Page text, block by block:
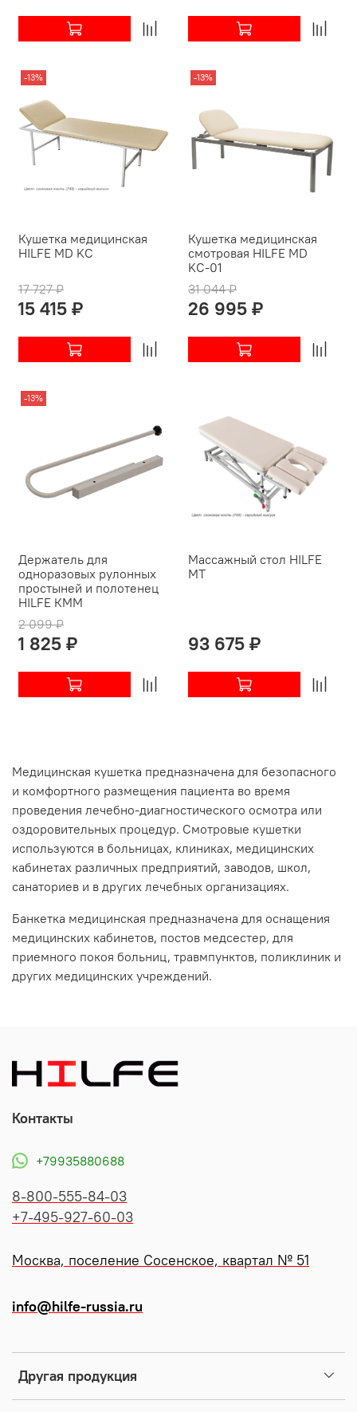
-13%
Кушетка медицинская
HILFE MD KС
17 727 ₽
15 415 ₽
-13%
Кушетка медицинская
смотровая HILFE MD
KС-01
31 044 ₽
26 995 ₽
-13%
Держатель для
одноразовых рулонных
простыней и полотенец
HILFE КММ
2 099 ₽
1 825 ₽
Массажный стол HILFE
МТ
93 675 ₽
Медицинская кушетка предназначена для безопасного
и комфортного размещения пациента во время
проведения лечебно-диагностического осмотра или
оздоровительных процедур. Смотровые кушетки
используются в больницах, клиниках, медицинских
кабинетах различных предприятий, заводов, школ,
санаториев и в других лечебных организациях.
Банкетка медицинская предназначена для оснащения
медицинских кабинетов, постов медсестер, для
приемного покоя больниц, травмпунктов, поликлиник и
других медицинских учреждений.
Другая продукция
Контакты
+79935880688
8-800-555-84-03
+7-495-927-60-03
Москва, поселение Сосенское, квартал № 51
info@hilfe-russia.ru